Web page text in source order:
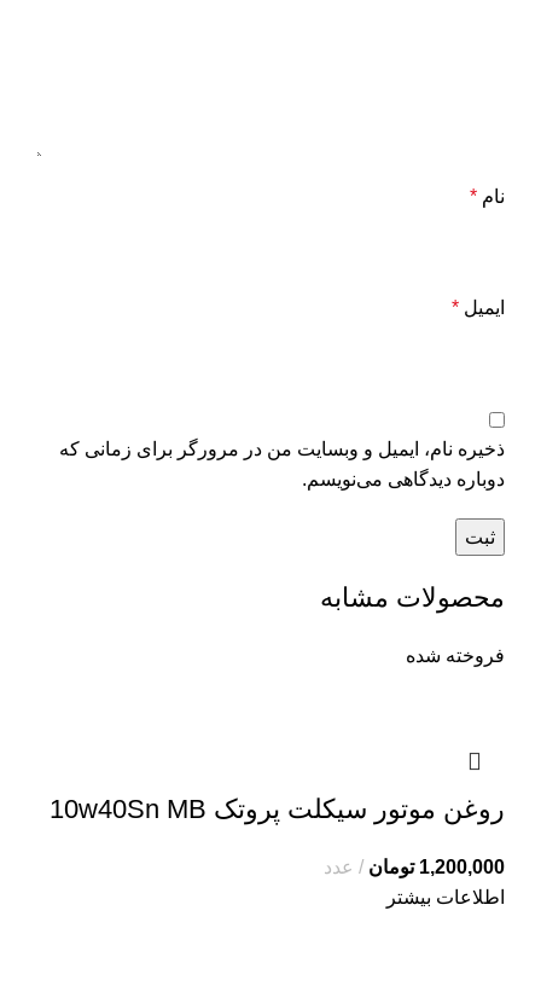
نام *
ایمیل *
ذخیره نام، ایمیل و وبسایت من در مرورگر برای زمانی که
دوباره دیدگاهی می‌نویسم.
محصولات مشابه
فروخته شده
روغن موتور سیکلت پروتک 10w40Sn MB
1,200,000 تومان
عدد
اطلاعات بیشتر